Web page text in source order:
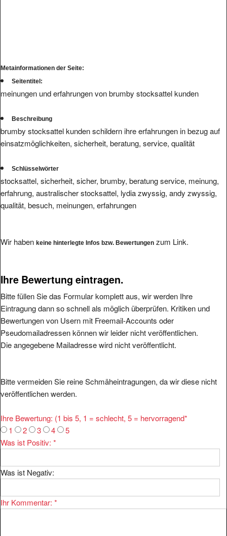
Metainformationen der Seite:
Seitentitel:
meinungen und erfahrungen von brumby stocksattel kunden
Beschreibung
brumby stocksattel kunden schildern ihre erfahrungen in bezug auf
einsatzmöglichkeiten, sicherheit, beratung, service, qualität
Schlüsselwörter
stocksattel, sicherheit, sicher, brumby, beratung service, meinung,
erfahrung, australischer stocksattel, lydia zwyssig, andy zwyssig,
qualität, besuch, meinungen, erfahrungen
Wir haben keine hinterlegte Infos bzw. Bewertungen zum Link.
Ihre Bewertung eintragen.
Bitte füllen Sie das Formular komplett aus, wir werden Ihre
Eintragung dann so schnell als möglich überprüfen. Kritiken und
Bewertungen von Usern mit Freemail-Accounts oder
Pseudomailadressen können wir leider nicht veröffentlichen.
Die angegebene Mailadresse wird nicht veröffentlicht.
Bitte vermeiden Sie reine Schmäheintragungen, da wir diese nicht
veröffentlichen werden.
Ihre Bewertung: (1 bis 5, 1 = schlecht, 5 = hervorragend*
1
2 3 4
5
Was ist Positiv: *
Was ist Negativ:
Ihr Kommentar: *